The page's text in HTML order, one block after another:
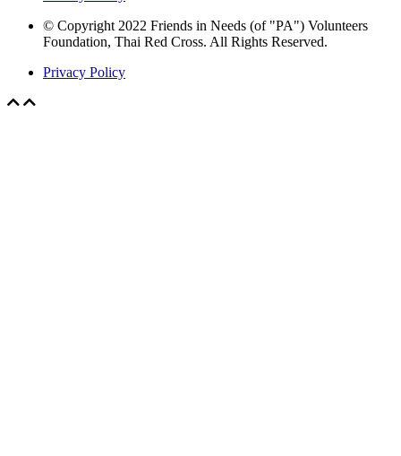
© Copyright 2022 Friends in Needs (of "PA") Volunteers
Foundation, Thai Red Cross. All Rights Reserved.
Privacy Policy